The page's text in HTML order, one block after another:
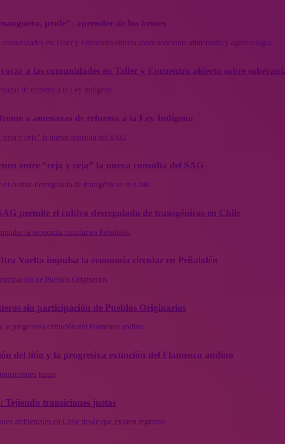
profe”: aprender de los brotes
en Taller y Encuentro abierto sobre soberanía alimentaria y agroecología
a las comunidades en Taller y Encuentro abierto sobre
de reforma a la Ley Indígena
a amenazas de reforma a la Ley Indígena
y ceja” la nueva consulta del SAG
entre “ceja y ceja” la nueva consulta del SAG
cultivo desregulado de transgénicos en Chile
permite el cultivo desregulado de transgénicos en Chile
la economía circular en Peñalolén
Vuelta impulsa la economía circular en Peñalolén
de Pueblos Originarios
sin participación de Pueblos Originarios
la progresiva extinción del Flamenco andino
del litio y la progresiva extinción del Flamenco andino
justas
Tejiendo transiciones justas
ambientales en Chile desde que existen registros